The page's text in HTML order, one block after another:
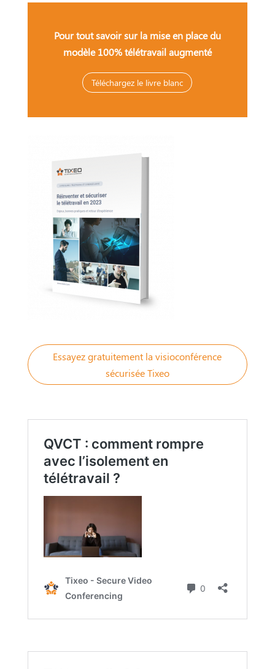
Pour tout savoir sur la mise en place du
modèle 100% télétravail augmenté
Téléchargez le livre blanc
Essayez gratuitement la visioconférence
sécurisée Tixeo